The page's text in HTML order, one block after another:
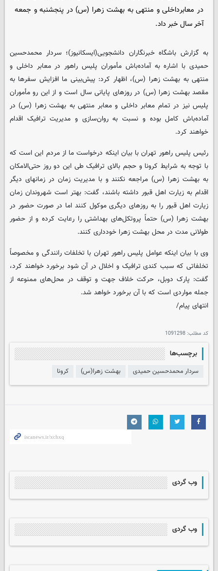
در معابرداخلی و منتهی به بهشت زهرا (س) در پنجشنبه و جمعه
آخر سال خبر داد.
به گزارش باشگاه خبرنگاران دانشجویی(ایسکانیوز)؛ سردار محمدحسین
حمیدی با اشاره به آماده‌باش مأموران پلیس راهور در معابر داخلی و
منتهی به بهشت زهرا (س)، اظهار کرد: پیش‌بینی ما افزایش سفرها به
مقصد بهشت زهرا (س) در روزهای پایانی سال است و از این رو مأموران
پلیس نیز در تمام معابر داخلی و معابر منتهی به بهشت زهرا (س) در
آماده‌باش کامل بوده و نسبت به روان‌سازی و مدیریت ترافیک اقدام
خواهند کرد.
رئیس پلیس راهور تهران با بیان اینکه درخواست ما از مردم این است که
با توجه به شرایط کرونا و حجم بالای ترافیک طی این دو روز حتی‌الامکان
به بهشت زهرا (س) مراجعه نکنند و با مدیریت زمان در زمانهای دیگر
اقدام به زیارت اهل قبور داشته باشند، گفت: بهتر است شهروندان زمان
زیارت اهل قبور را به روزهای دیگری موکول کنند اما در صورت حضور در
بهشت زهرا (س) حتماً پروتکل‌های بهداشتی را رعایت کرده و از حضور
طولانی مدت در محل بهشت زهرا خودداری کنند.
وی با بیان اینکه عوامل پلیس راهور تهران با تخلفات رانندگی و مخصوصاً
تخلفاتی که سبب کندی ترافیک و اخلال در آن شود برخورد خواهند کرد،
گفت: پارک دوبل، حرکت خلاف جهت و توقف در محل‌های ممنوعه از
جمله مواردی است که با آن برخورد خواهد شد.
انتهای پیام/
کد مطلب: 1091298
برچسب‌ها
سردار محمدحسین حمیدی بهشت زهرا(س) کرونا
وب گردی
وب گردی